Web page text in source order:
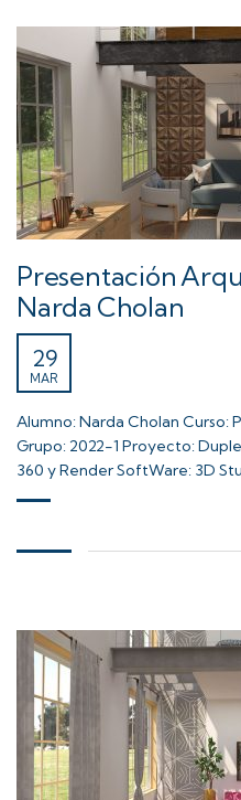
Presentación
Narda Cholan
29
MAR
Alumno: Narda Cholan
Grupo: 2022-1 Proyecto:
360 y Render SoftWare: 3D